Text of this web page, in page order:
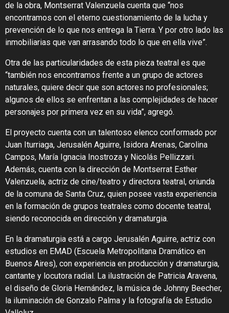
de la obra, Montserrat Valenzuela cuenta que “nos
encontramos con el eterno cuestionamiento de la lucha y
prevención de lo que nos entrega la Tierra. Y por otro lado las
inmobiliarias que van arrasando todo lo que en ella vive”.
Otra de las particularidades de esta pieza teatral es que
“también nos encontramos frente a un grupo de actores
naturales, quiere decir que son actores no profesionales;
algunos de ellos se enfrentan a las complejidades de hacer
personajes por primera vez en su vida”, agregó.
El proyecto cuenta con un talentoso elenco conformado por
Juan Iturriaga, Jerusalén Aguirre, Isidora Arenas, Carolina
Campos, María Ignacia Inostroza y Nicolás Pellizzari.
Además, cuenta con la dirección de Montserrat Esther
Valenzuela, actriz de cine/teatro y directora teatral, oriunda
de la comuna de Santa Cruz, quien posee vasta experiencia
en la formación de grupos teatrales como docente teatral,
siendo reconocida en dirección y dramaturgia.
En la dramaturgia está a cargo Jerusalén Aguirre, actriz con
estudios en EMAD (Escuela Metropolitana Dramático en
Buenos Aires), con experiencia en producción y dramaturgia,
cantante y locutora radial. La ilustración de Patricia Aravena,
el diseño de Gloria Hernández, la música de Johnny Beecher,
la iluminación de Gonzalo Palma y la fotografía de Estudio